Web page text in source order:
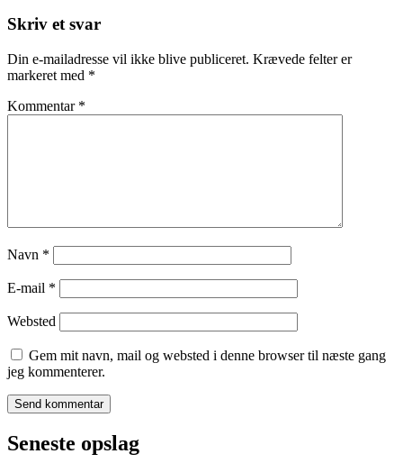
Skriv et svar
Din e-mailadresse vil ikke blive publiceret. Krævede felter er
markeret med *
Kommentar *
Navn *
E-mail *
Websted
Gem mit navn, mail og websted i denne browser til næste gang
jeg kommenterer.
Seneste opslag